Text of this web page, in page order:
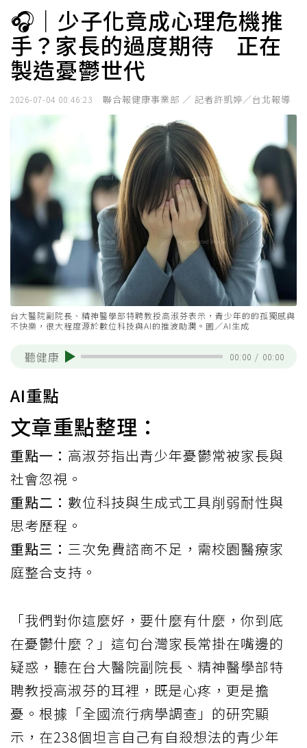
🎧｜少子化竟成心理危機推
手？家長的過度期待 正在
製造憂鬱世代
2026-07-04 00:46:23 聯合報健康事業部 ／ 記者許凱婷／台北報導
台大醫院副院長、精神醫學部特聘教授高淑芬表示，青少年的的孤獨感與
不快樂，很大程度源於數位科技與AI的推波助瀾。圖／AI生成
聽健康 00:00 / 00:00
AI重點
文章重點整理：
重點一： 高淑芬指出青少年憂鬱常被家長與
社會忽視。
重點二： 數位科技與生成式工具削弱耐性與
思考歷程。
重點三： 三次免費諮商不足，需校園醫療家
庭整合支持。
「我們對你這麼好，要什麼有什麼，你到底
在憂鬱什麼？」這句台灣家長常掛在嘴邊的
疑惑，聽在台大醫院副院長、精神醫學部特
聘教授高淑芬的耳裡，既是心疼，更是擔
憂。根據「全國流行病學調查」的研究顯
示，在238個坦言自己有自殺想法的青少年